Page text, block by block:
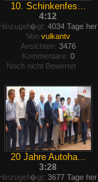
10. Schinkenfes...
4:12
Hinzugef�gt: 4034 Tage her
Von vulkantv
Ansichten: 3476
Kommentare: 0
Noch nicht Bewertet
20 Jahre Autoha...
3:28
Hinzugef�gt: 3677 Tage her